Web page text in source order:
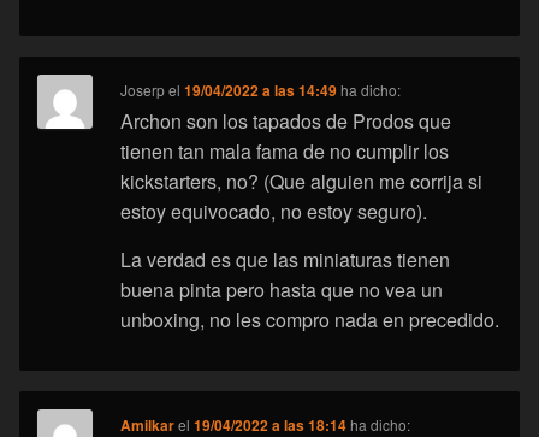
Joserpel19/04/2022 a las 14:49 ha dicho:
Archon son los tapados de Prodos que
tienen tan mala fama de no cumplir los
kickstarters, no? (Que alguien me corrija si
estoy equivocado, no estoy seguro).
La verdad es que las miniaturas tienen
buena pinta pero hasta que no vea un
unboxing, no les compro nada en precedido.
Amilkarel19/04/2022 a las 18:14 ha dicho: